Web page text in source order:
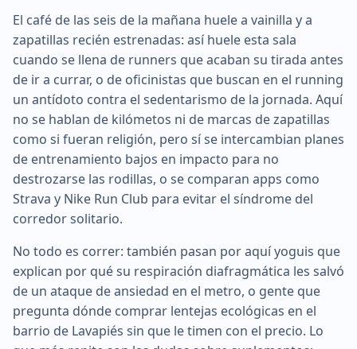
El café de las seis de la mañana huele a vainilla y a
zapatillas recién estrenadas: así huele esta sala
cuando se llena de runners que acaban su tirada antes
de ir a currar, o de oficinistas que buscan en el running
un antídoto contra el sedentarismo de la jornada. Aquí
no se hablan de kilómetos ni de marcas de zapatillas
como si fueran religión, pero sí se intercambian planes
de entrenamiento bajos en impacto para no
destrozarse las rodillas, o se comparan apps como
Strava y Nike Run Club para evitar el síndrome del
corredor solitario.
No todo es correr: también pasan por aquí yoguis que
explican por qué su respiración diafragmática les salvó
de un ataque de ansiedad en el metro, o gente que
pregunta dónde comprar lentejas ecológicas en el
barrio de Lavapiés sin que le timen con el precio. Lo